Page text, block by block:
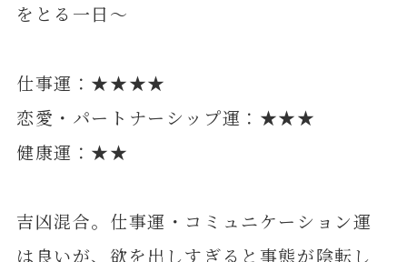
をとる一日～
仕事運：★★★★
恋愛・パートナーシップ運：★★★
健康運：★★
吉凶混合。仕事運・コミュニケーション運
は良いが、欲を出しすぎると事態が陰転し